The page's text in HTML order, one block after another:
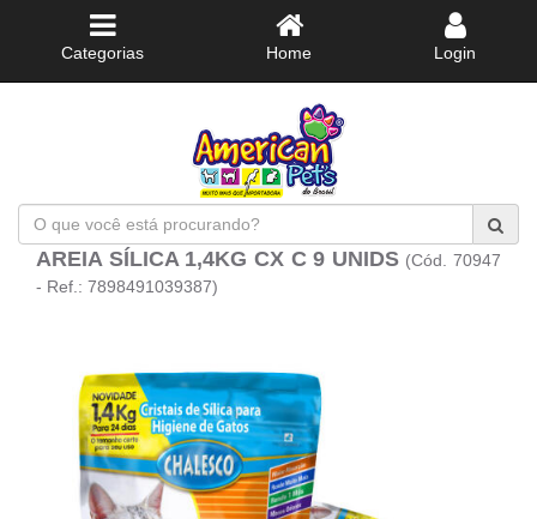
Categorias Home Login
que
você
está
AREIA SÍLICA 1,4KG CX C 9 UNIDS (Cód. 70947
- Ref.: 7898491039387)